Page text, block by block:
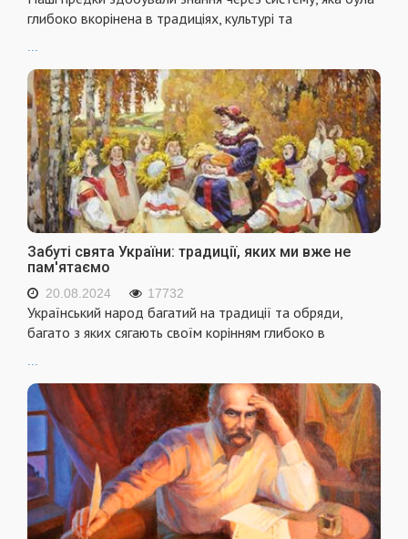
глибоко вкорінена в традиціях, культурі та
Забуті свята України: традиції, яких ми вже не
пам'ятаємо
20.08.2024 17732
Український народ багатий на традиції та обряди,
багато з яких сягають своїм корінням глибоко в
...